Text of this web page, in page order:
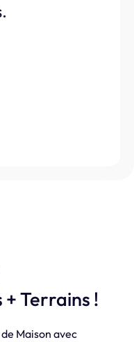
Terrains !
Maison avec